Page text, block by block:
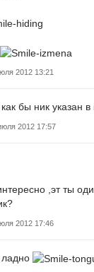
2012 13:21
как бы ник указан
2012 17:57
,эт ты
2012 17:46